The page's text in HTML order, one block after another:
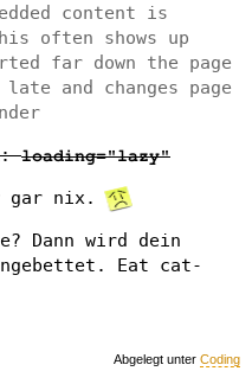
content is
often shows up
far down the page
and changes page
loading="lazy"
gar nix.
Dann wird dein
Eat cat-
Abgelegt unter Coding